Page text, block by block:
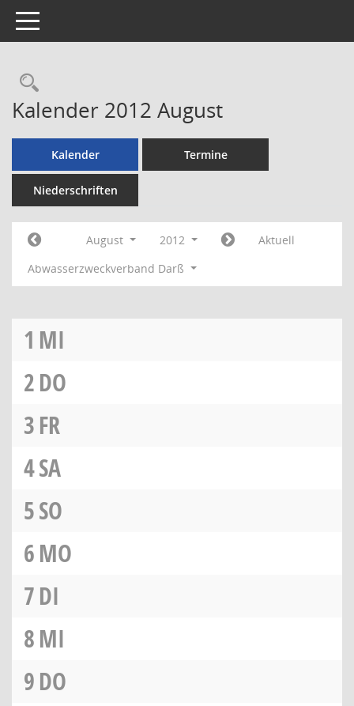
Toggle navigation
Rechercheauswahl
Kalender 2012 August
Kalender Termine
Niederschriften
August 2012
Aktuell
Abwasserzweckverband Darß
1 MI
2DO
3FR
4SA
5SO
6MO
7DI
8MI
9DO